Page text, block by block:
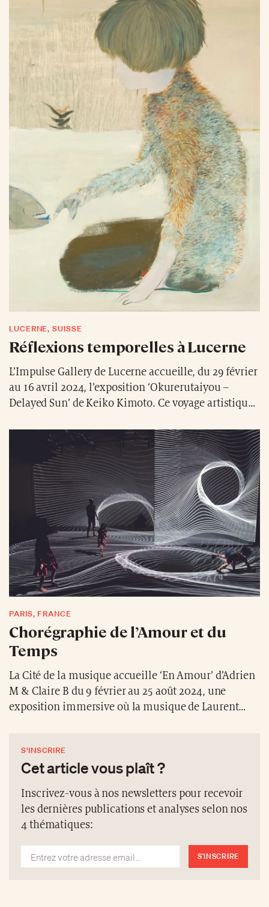
LUCERNE, SUISSE
Réflexions temporelles à Lucerne
L’Impulse Gallery de Lucerne accueille, du 29 février
au 16 avril 2024, l’exposition ‘Okurerutaiyou –
Delayed Sun’ de Keiko Kimoto. Ce voyage artistique
de Kyoto et ayant passé plus de 25 ans à Berlin, où
elle a su fusionner les techniques traditionnelles
japonaises et les courants de l’art contemporain
européen. Cette exposition explore le concept
japonais de [MA], révélant les pauses essentielles
dans le temps et les espaces vides qui permettent à
la vie de se connecter et de ressentir.
PARIS, FRANCE
Chorégraphie de l’Amour et du
Temps
La Cité de la musique accueille ‘En Amour’ d’Adrien
M & Claire B du 9 février au 25 août 2024, une
exposition immersive où la musique de Laurent
et propose une célébration des rituels autour de
l’amour et de la séparation. Cette expérience
public devient une partie intégrante de l’œuvre,
explorant le concept de [MA] – un espace pour
respirer, ressentir et se connecter, se sera un
spectacle synesthésique de couleurs, de formes et de
sons.
S'INSCRIRE
Cet article vous plaît ?
Inscrivez-vous à nos newsletters pour recevoir
les dernières publications et analyses selon nos
4 thématiques:
S'INSCRIRE